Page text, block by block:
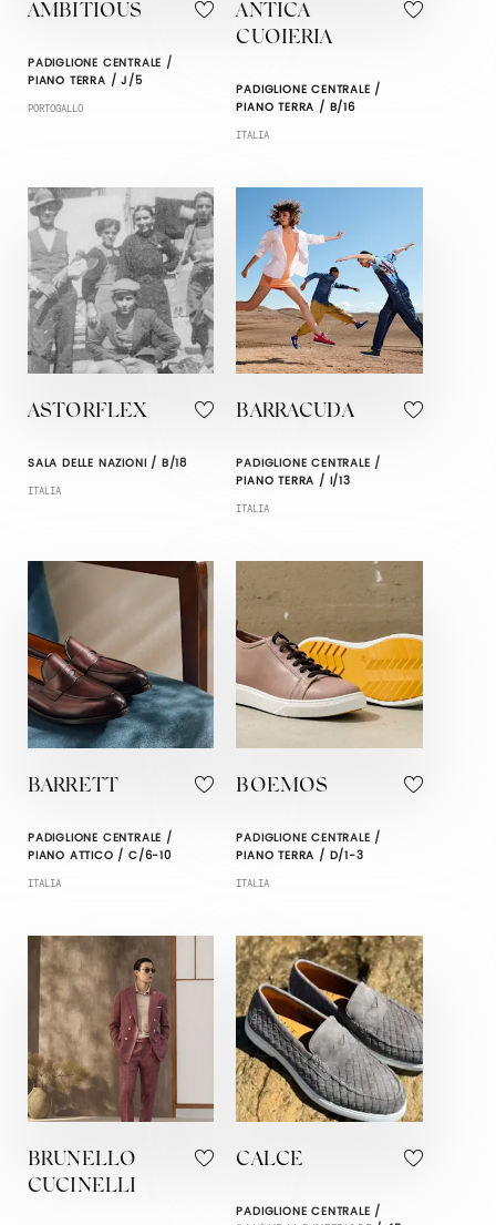
AMBITIOUS
PADIGLIONE CENTRALE /
PIANO TERRA / J/5
PORTOGALLO
ANTICA
CUOIERIA
PADIGLIONE CENTRALE /
PIANO TERRA / B/16
ITALIA
ASTORFLEX
SALA DELLE NAZIONI / B/18
ITALIA
BARRACUDA
PADIGLIONE CENTRALE /
PIANO TERRA / I/13
ITALIA
BARRETT
PADIGLIONE CENTRALE /
PIANO ATTICO / C/6-10
ITALIA
BOEMOS
PADIGLIONE CENTRALE /
PIANO TERRA / D/1-3
ITALIA
BRUNELLO
CUCINELLI
CALCE
PADIGLIONE CENTRALE /